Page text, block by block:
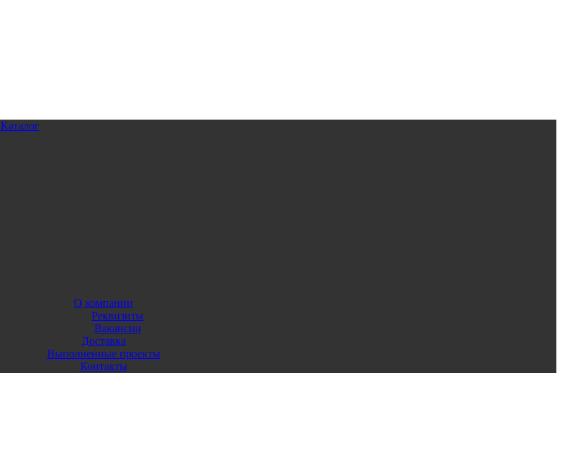
Каталог
О компании
Реквизиты
Вакансии
Доставка
Выполненные проекты
Контакты